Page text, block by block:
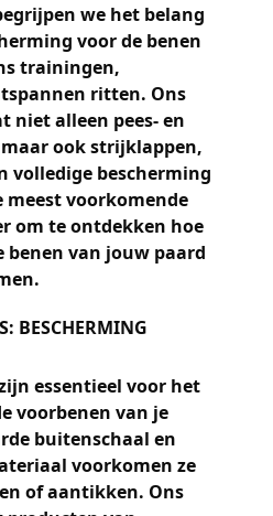
we het belang
voor de benen
trainingen,
ritten. Ons
niet alleen pees- en
ook strijklappen,
volledige bescherming
meest voorkomende
om te ontdekken hoe
benen van jouw paard
BESCHERMING
essentieel voor het
voorbenen van je
buitenschaal en
voorkomen ze
of aantikken. Ons